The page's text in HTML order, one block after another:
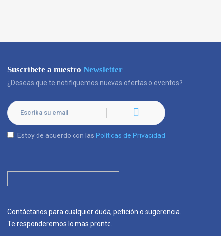
Suscríbete a nuestro Newsletter
¿Deseas que te notifiquemos nuevas ofertas o eventos?
Estoy de acuerdo con las Políticas de Privacidad
Contáctanos para cualquier duda, petición o sugerencia.
Te responderemos lo mas pronto.